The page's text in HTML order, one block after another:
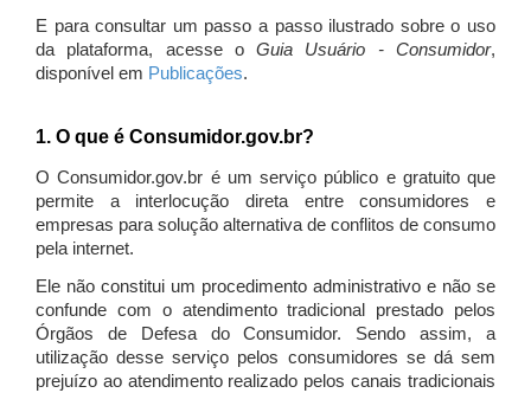
E para consultar um passo a passo ilustrado sobre o uso
da plataforma, acesse oGuia Usuário - Consumidor,
disponível em Publicações.
1. O que é Consumidor.gov.br?
O Consumidor.gov.br é um serviço público e gratuito que
permite a interlocução direta entre consumidores e
empresas para solução alternativa de conflitos de consumo
pela internet.
Ele não constitui um procedimento administrativo e não se
confunde com o atendimento tradicional prestado pelos
Órgãos de Defesa do Consumidor. Sendo assim, a
utilização desse serviço pelos consumidores se dá sem
prejuízo ao atendimento realizado pelos canais tradicionais